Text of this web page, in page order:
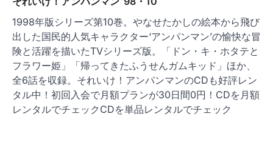
1998年版シリーズ第10巻。やなせたかしの絵本から飛び
出した国民的人気キャラクター‘アンパンマン’の愉快な冒
険と活躍を描いたTVシリーズ版。「ドン・キ・ホタテと
フラワー姫」「帰ってきたふうせんガムキッド」ほか、
全6話を収録。それいけ！アンパンマンのCDも好評レン
タル中！初回入会で月額プランが30日間0円！CDを月額
レンタルでチェックCDを単品レンタルでチェック